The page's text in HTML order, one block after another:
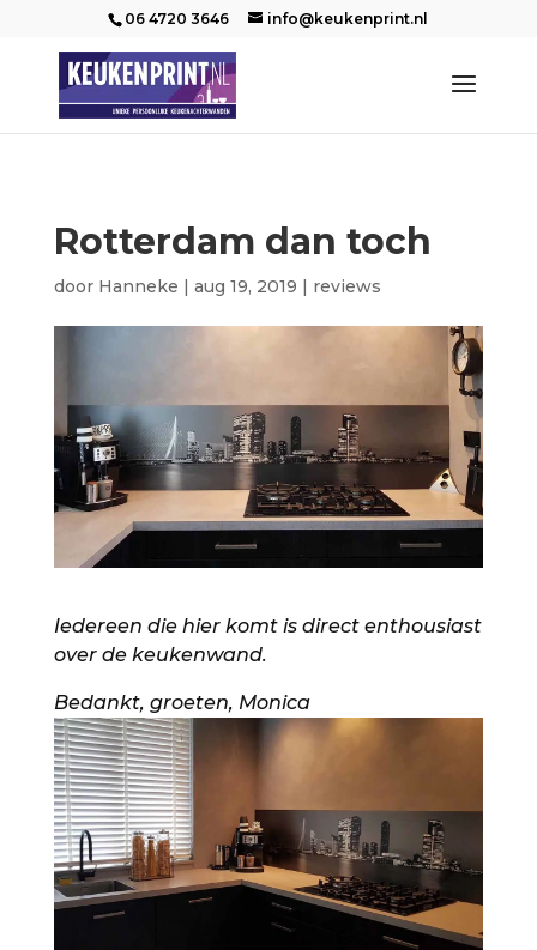
06 4720 3646 info@keukenprint.nl
Rotterdam dan toch
door Hanneke | aug 19, 2019 | reviews
Iedereen die hier komt is direct enthousiast
over de keukenwand.
Bedankt, groeten, Monica